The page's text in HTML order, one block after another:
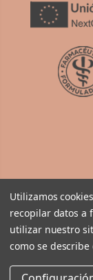
Utilizamos
recopilar datos a
utilizar nuestro
como se describe